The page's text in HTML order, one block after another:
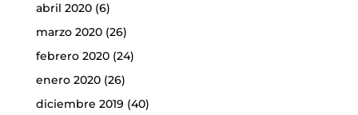
abril 2020(6)
marzo 2020(26)
febrero 2020(24)
enero 2020(26)
diciembre 2019 (40)